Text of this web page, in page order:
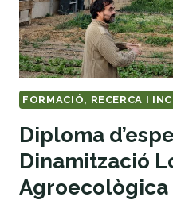
FORMACIÓ, RECERCA I
Diploma
Dinamització
Agroecològica